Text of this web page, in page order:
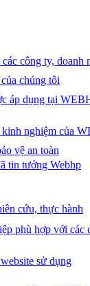
công ty, doanh
chúng tôi
áp dụng tại
nghiệm của
vệ an toàn
tin tưởng Webhp
cứu, thực hành
phù hợp với các
sử dụng